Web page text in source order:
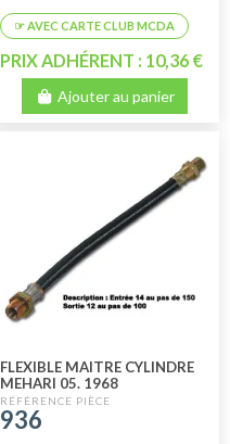
PRIX ADHÉRENT : 10,36 €
Ajouter au panier
FLEXIBLE MAITRE CYLINDRE
MEHARI 05. 1968
936